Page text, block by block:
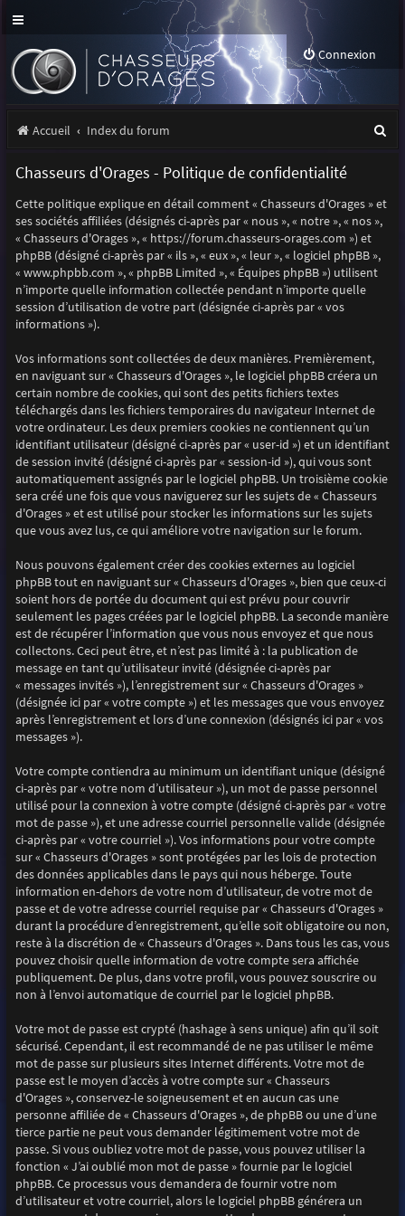
Connexion
Accueil Index du forum
Chasseurs d'Orages - Politique de confidentialité
Cette politique explique en détail comment « Chasseurs d'Orages » et
ses sociétés affiliées (désignés ci-après par « nous », « notre », « nos »,
« Chasseurs d'Orages », « https://forum.chasseurs-orages.com ») et
phpBB (désigné ci-après par « ils », « eux », « leur », « logiciel phpBB »,
« www.phpbb.com », « phpBB Limited », « Équipes phpBB ») utilisent
n’importe quelle information collectée pendant n’importe quelle
session d’utilisation de votre part (désignée ci-après par « vos
informations »).
Vos informations sont collectées de deux manières. Premièrement,
en naviguant sur « Chasseurs d'Orages », le logiciel phpBB créera un
certain nombre de cookies, qui sont des petits fichiers textes
téléchargés dans les fichiers temporaires du navigateur Internet de
votre ordinateur. Les deux premiers cookies ne contiennent qu’un
identifiant utilisateur (désigné ci-après par « user-id ») et un identifiant
de session invité (désigné ci-après par « session-id »), qui vous sont
automatiquement assignés par le logiciel phpBB. Un troisième cookie
sera créé une fois que vous naviguerez sur les sujets de « Chasseurs
d'Orages » et est utilisé pour stocker les informations sur les sujets
que vous avez lus, ce qui améliore votre navigation sur le forum.
Nous pouvons également créer des cookies externes au logiciel
phpBB tout en naviguant sur « Chasseurs d'Orages », bien que ceux-ci
soient hors de portée du document qui est prévu pour couvrir
seulement les pages créées par le logiciel phpBB. La seconde manière
est de récupérer l’information que vous nous envoyez et que nous
collectons. Ceci peut être, et n’est pas limité à : la publication de
message en tant qu’utilisateur invité (désignée ci-après par
« messages invités »), l’enregistrement sur « Chasseurs d'Orages »
(désignée ici par « votre compte ») et les messages que vous envoyez
après l’enregistrement et lors d’une connexion (désignés ici par « vos
messages »).
Votre compte contiendra au minimum un identifiant unique (désigné
ci-après par « votre nom d’utilisateur »), un mot de passe personnel
utilisé pour la connexion à votre compte (désigné ci-après par « votre
mot de passe »), et une adresse courriel personnelle valide (désignée
ci-après par « votre courriel »). Vos informations pour votre compte
sur « Chasseurs d'Orages » sont protégées par les lois de protection
des données applicables dans le pays qui nous héberge. Toute
information en-dehors de votre nom d’utilisateur, de votre mot de
passe et de votre adresse courriel requise par « Chasseurs d'Orages »
durant la procédure d’enregistrement, qu’elle soit obligatoire ou non,
reste à la discrétion de « Chasseurs d'Orages ». Dans tous les cas, vous
pouvez choisir quelle information de votre compte sera affichée
publiquement. De plus, dans votre profil, vous pouvez souscrire ou
non à l’envoi automatique de courriel par le logiciel phpBB.
Votre mot de passe est crypté (hashage à sens unique) afin qu’il soit
sécurisé. Cependant, il est recommandé de ne pas utiliser le même
mot de passe sur plusieurs sites Internet différents. Votre mot de
passe est le moyen d’accès à votre compte sur « Chasseurs
d'Orages », conservez-le soigneusement et en aucun cas une
personne affiliée de « Chasseurs d'Orages », de phpBB ou une d’une
tierce partie ne peut vous demander légitimement votre mot de
passe. Si vous oubliez votre mot de passe, vous pouvez utiliser la
fonction « J’ai oublié mon mot de passe » fournie par le logiciel
phpBB. Ce processus vous demandera de fournir votre nom
d’utilisateur et votre courriel, alors le logiciel phpBB générera un